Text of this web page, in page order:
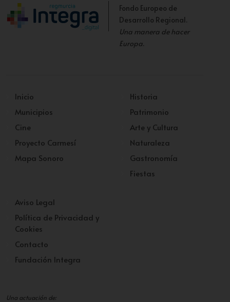
Fondo Europeo de
Desarrollo Regional.
Una manera de hacer
Europa.
Inicio
Municipios
Cine
Proyecto Carmesí
Mapa Sonoro
Historia
Patrimonio
Arte y Cultura
Naturaleza
Gastronomía
Fiestas
Aviso Legal
Política de Privacidad y
Cookies
Contacto
Fundación Integra
Una actuación de: